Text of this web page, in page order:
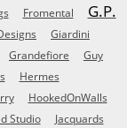
Fromental
G.P.
Giardini
Grandefiore
Guy
Hermes
HookedOnWalls
Studio
Jacquards